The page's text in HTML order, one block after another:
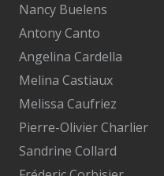
Nancy Buelens
Antony Canto
Angelina Cardella
Melina Castiaux
Melissa Caufriez
Pierre-Olivier Charlier
Sandrine Collard